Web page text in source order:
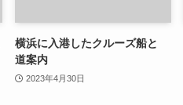
横浜に入港したクルーズ船と
道案内
2023年4月30日